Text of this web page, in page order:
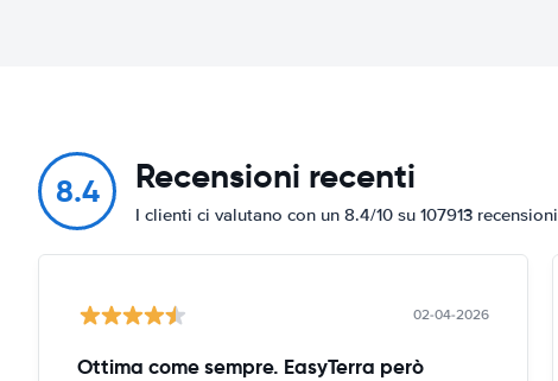
8.4 Recensioni recenti
I clienti ci valutano con un 8.4/10 su 107913 recensioni
02-04-2026
Ottima come sempre. EasyTerra però